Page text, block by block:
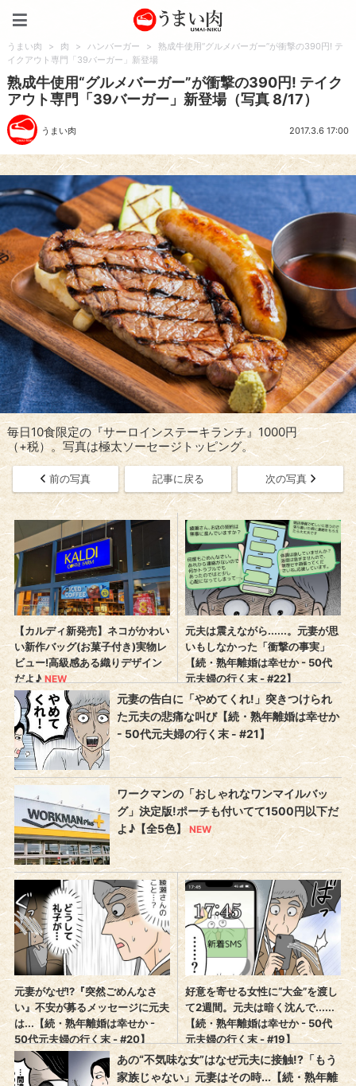
うまい肉 > 肉 > ハンバーガー >
熟成牛使用“グルメバーガー”が衝撃の390円! テ
イクアウト専門「39バーガー」新登場
熟成牛使用“グルメバーガー”が衝撃の390円! テイク
アウト専門「39バーガー」新登場（写真 8/17）
うまい肉 2017.3.6 17:00
毎日10食限定の『サーロインステーキランチ』1000円
（+税）。写真は極太ソーセージトッピング。
前の写真 記事に戻る 次の写真